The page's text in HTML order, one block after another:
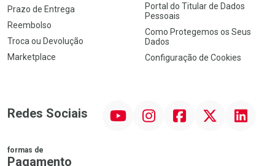
Prazo de Entrega
Reembolso
Troca ou Devolução
Marketplace
Portal do Titular de Dados
Pessoais
Como Protegemos os Seus
Dados
Configuração de Cookies
Redes Sociais InstagramFacebook Linkedin
formas de
Pagamento